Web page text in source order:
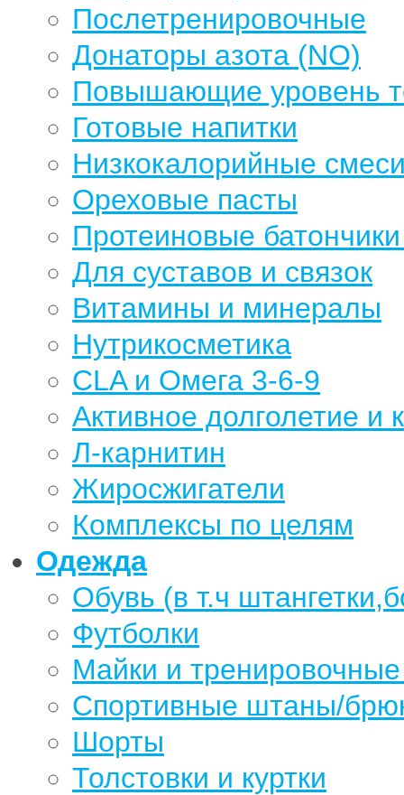
Послетренировочные
Донаторы азота (NO)
Повышающие уровень
Готовые напитки
Низкокалорийные
Ореховые пасты
Протеиновые
Для суставов и связок
Витамины и минералы
Нутрикосметика
CLA и Омега 3-6-9
Активное долголетие и
Л-карнитин
Жиросжигатели
Комплексы по целям
Одежда
Обувь (в т.ч
Футболки
Майки и
Спортивные штаны/
Шорты
Толстовки и куртки